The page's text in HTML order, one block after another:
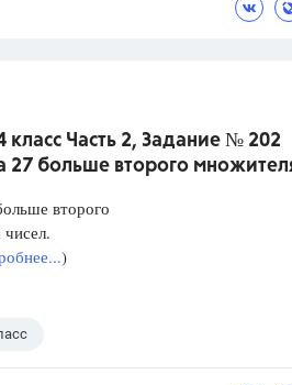
Часть 2, Задание № 202
27 больше второго
второго
)